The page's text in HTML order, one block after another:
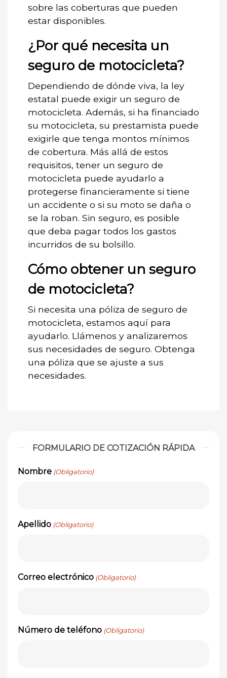
sobre las coberturas que pueden
estar disponibles.
¿Por qué necesita un
seguro de motocicleta?
Dependiendo de dónde viva, la ley
estatal puede exigir un seguro de
motocicleta. Además, si ha financiado
su motocicleta, su prestamista puede
exigirle que tenga montos mínimos
de cobertura. Más allá de estos
requisitos, tener un seguro de
motocicleta puede ayudarlo a
protegerse financieramente si tiene
un accidente o si su moto se daña o
se la roban. Sin seguro, es posible
que deba pagar todos los gastos
incurridos de su bolsillo.
Cómo obtener un seguro
de motocicleta?
Si necesita una póliza de seguro de
motocicleta, estamos aquí para
ayudarlo. Llámenos y analizaremos
sus necesidades de seguro. Obtenga
una póliza que se ajuste a sus
necesidades.
FORMULARIO DE COTIZACIÓN RÁPIDA
Nombre (Obligatorio)
Apellido (Obligatorio)
Correo electrónico (Obligatorio)
Número de teléfono (Obligatorio)